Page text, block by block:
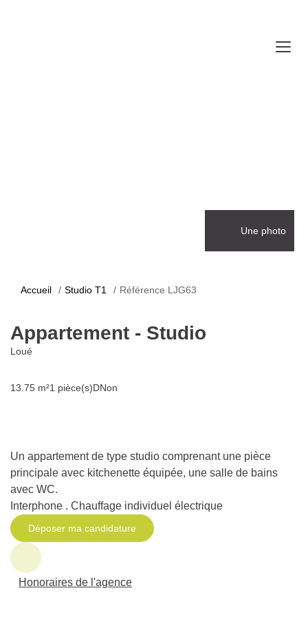
Une photo
Accueil Studio T1 Référence LJG63
Appartement - Studio
Loué
13.75 m²1 pièce(s)DNon
Un appartement de type studio comprenant une pièce
principale avec kitchenette équipée, une salle de bains
avec WC.
Interphone . Chauffage individuel électrique
Déposer ma candidature
Honoraires de l'agence